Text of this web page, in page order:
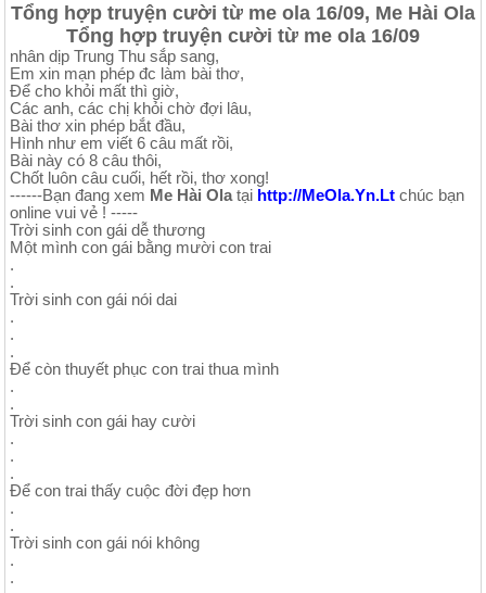
Tổng hợp truyện cười từ me ola 16/09, Me Hài Ola
Tổng hợp truyện cười từ me ola 16/09
nhân dịp Trung Thu sắp sang,
Em xin mạn phép đc làm bài thơ,
Để cho khỏi mất thì giờ,
Các anh, các chị khỏi chờ đợi lâu,
Bài thơ xin phép bắt đầu,
Hình như em viết 6 câu mất rồi,
Bài này có 8 câu thôi,
Chốt luôn câu cuối, hết rồi, thơ xong!
------Bạn đang xem Me Hài Ola tại http://MeOla.Yn.Lt chúc bạn
online vui vẻ ! -----
Trời sinh con gái dễ thương
Một mình con gái bằng mười con trai
.
.
Trời sinh con gái nói dai
.
.
.
Để còn thuyết phục con trai thua mình
.
.
Trời sinh con gái hay cười
.
.
.
Để con trai thấy cuộc đời đẹp hơn
.
.
Trời sinh con gái nói không
.
.